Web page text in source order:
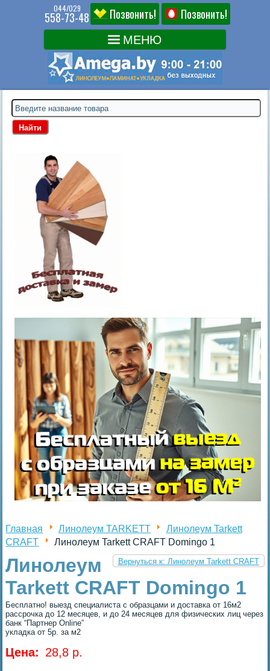
044/029
558-73-48 Позвонить! Позвонить!
Главная Линолеум TARKETT
Линолеум Tarkett
CRAFT
Линолеум Tarkett CRAFT Domingo 1
Вернуться к: Линолеум Tarkett CRAFT
Линолеум
Tarkett CRAFT Domingo 1
Бесплатно! выезд специалиста с образцами и доставка от 16м2
рассрочка до 12 месяцев, и до 24 месяцев для физических лиц через
банк “Партнер Online”
укладка от 5р. за м2
Цена: 28,8 p.